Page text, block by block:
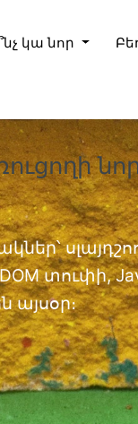
կա նոր
տուփի,
այսօր։